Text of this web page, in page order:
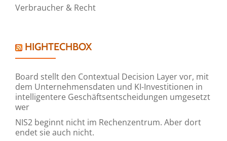
Verbraucher & Recht
HIGHTECHBOX
Board stellt den Contextual Decision Layer vor, mit
dem Unternehmensdaten und KI-Investitionen in
intelligentere Geschäftsentscheidungen umgesetzt
wer
NIS2 beginnt nicht im Rechenzentrum. Aber dort
endet sie auch nicht.